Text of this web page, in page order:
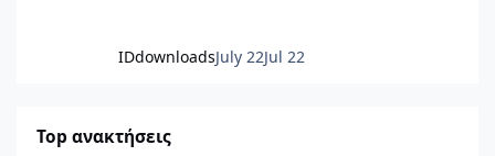
IDdownloadsJuly 22Jul 22
Top ανακτήσεις